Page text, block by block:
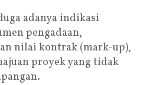
adanya indikasi
pengadaan,
nilai kontrak (mark-up),
proyek yang tidak